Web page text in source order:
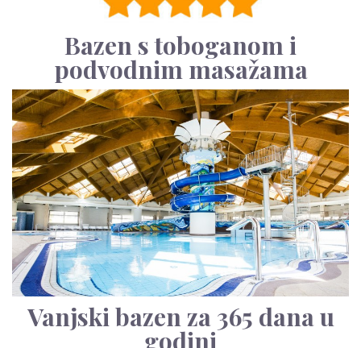
Bazen s toboganom i
podvodnim masažama
Vanjski bazen za 365 dana u
godini